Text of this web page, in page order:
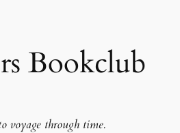
Bookclub
voyage through time.